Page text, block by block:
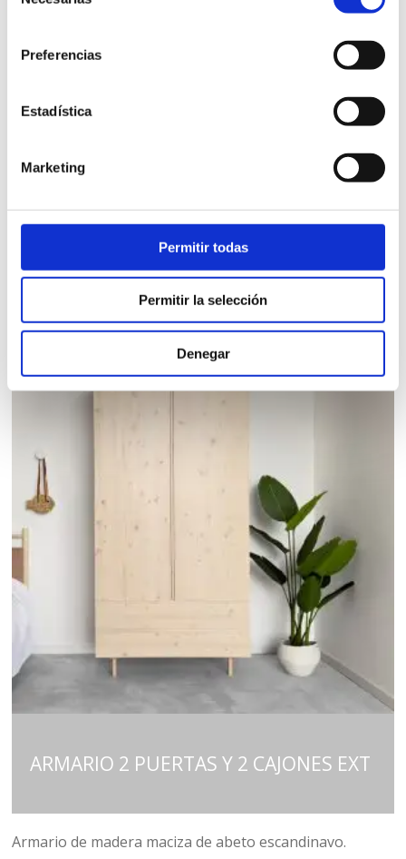
Preferencias
Estadística
Marketing
Permitir todas
Permitir la selección
Denegar
ARMARIO 2 PUERTAS 2 CAJONES 100
1.794,00€
VER PRODUCTO
ARMARIO 2 PUERTAS Y 2 CAJONES EXT
Armario de madera maciza de abeto escandinavo.